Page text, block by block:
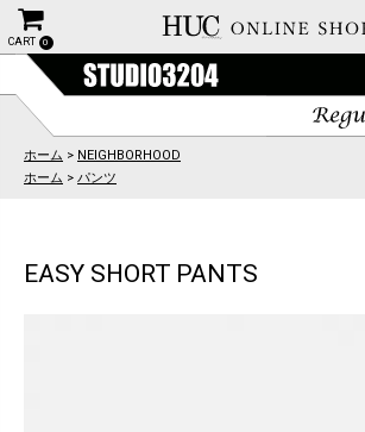
CART 0
ホーム > NEIGHBORHOOD
ホーム >パンツ
EASY SHORT PANTS